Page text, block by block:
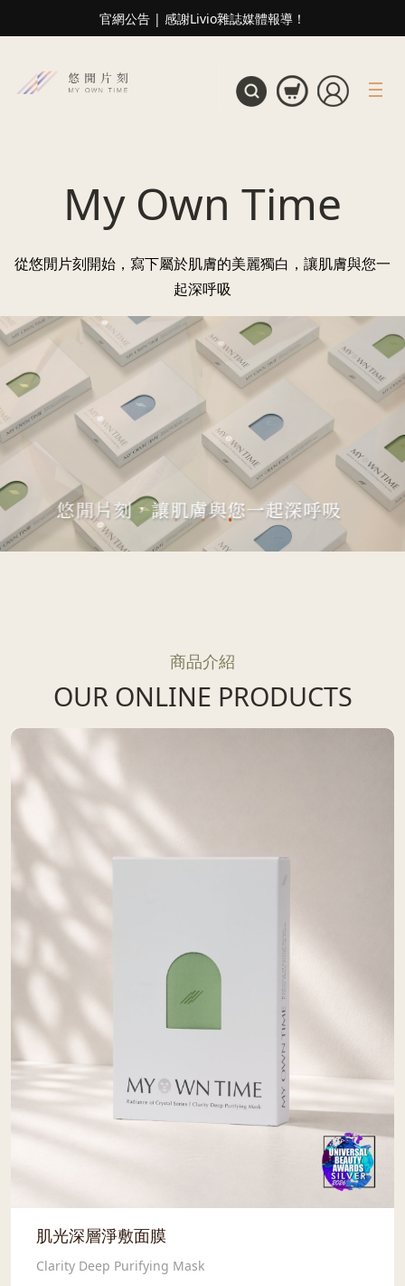
官網公告 | 感謝Livio雜誌媒體報導！
My Own Time
從悠閒片刻開始，寫下屬於肌膚的美麗獨白，讓肌膚與您一
起深呼吸
起深呼吸
商品介紹
OUR ONLINE PRODUCTS
肌光深層淨敷面膜
Clarity Deep Purifying Mask